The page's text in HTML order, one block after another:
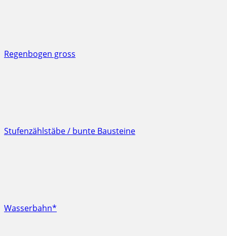
Regenbogen gross
Stufenzählstäbe / bunte Bausteine
Wasserbahn*